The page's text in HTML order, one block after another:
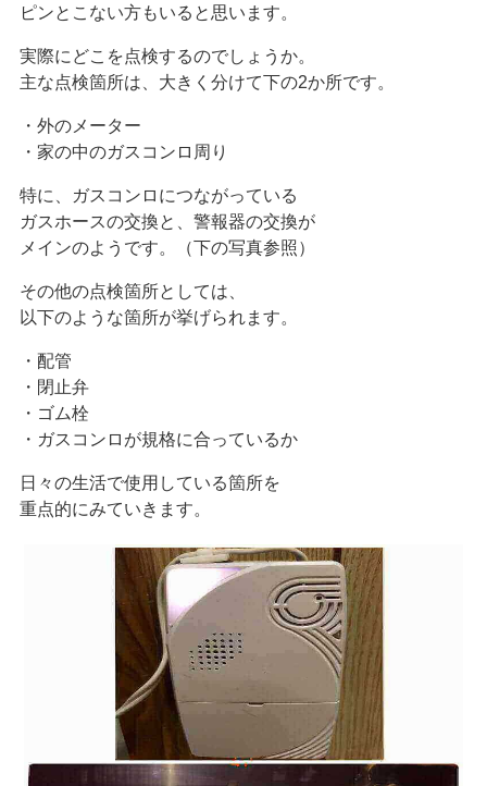
ピンとこない方もいると思います。
実際にどこを点検するのでしょうか。
主な点検箇所は、大きく分けて下の2か所です。
・外のメーター
・家の中のガスコンロ周り
特に、ガスコンロにつながっている
ガスホースの交換と、警報器の交換が
メインのようです。（下の写真参照）
その他の点検箇所としては、
以下のような箇所が挙げられます。
・配管
・閉止弁
・ゴム栓
・ガスコンロが規格に合っているか
日々の生活で使用している箇所を
重点的にみていきます。